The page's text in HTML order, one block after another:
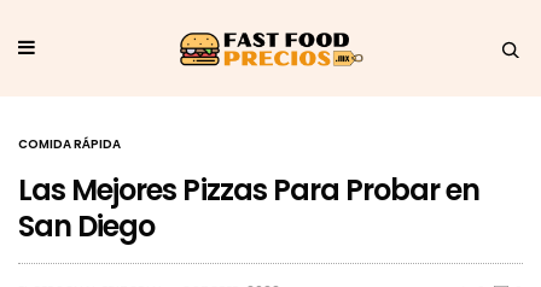
COMIDA RÁPIDA
Las Mejores Pizzas Para Probar en
San Diego